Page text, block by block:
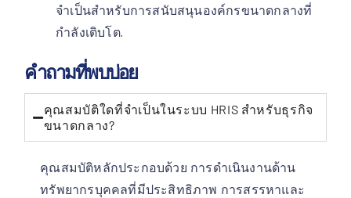
จำเป็นสำหรับการสนับสนุนองค์กรขนาดกลางที่
กำลังเติบโต.
คำถามที่พบบ่อย
คุณสมบัติใดที่จำเป็นในระบบ HRIS สำหรับธุรกิจ
ขนาดกลาง?
คุณสมบัติหลักประกอบด้วย การดำเนินงานด้าน
ทรัพยากรบุคคลที่มีประสิทธิภาพ การสรรหาและ